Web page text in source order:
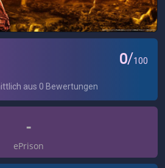
-
ePrison